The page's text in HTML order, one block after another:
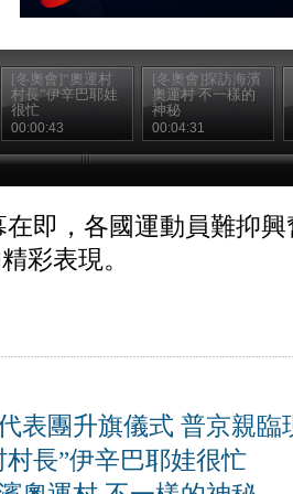
[冬奧會]“奧運村
村長”伊辛巴耶娃
很忙
00:00:43
[冬奧會]探訪海濱
奧運村 不一樣的
神秘
00:04:31
即，各國運動員難抑
彩表現。
表團升旗儀式 普京親臨
長”伊辛巴耶娃很忙